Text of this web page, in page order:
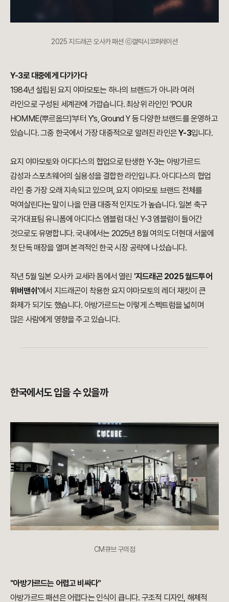
2025 지드래곤 오사카 패션 ⓒ갤럭시코퍼레이션
Y-3로 대중에게 다가가다
1984년 설립된 요지 야마모토는 하나의 브랜드가 아니라 여러
라인으로 구성된 세계관에 가깝습니다. 최상위 라인인 'POUR
HOMME(뿌르옴므)'부터 Y's, Ground Y 등 다양한 브랜드를 운영하고
있습니다. 그중 한국에서 가장 대중적으로 알려진 라인은Y-3입니다.
요지 야마모토와 아디다스의 협업으로 탄생한 Y-3는 아방가르드
감성과 스포츠웨어의 실용성을 결합한 라인입니다. 아디다스의 협업
라인 중 가장 오래 지속되고 있으며, 요지 야마모토 브랜드 전체를
먹여살린다는 말이 나올 만큼 대중적 인지도가 높습니다. 일본 축구
국가대표팀 유니폼에 아디다스 엠블럼 대신 Y-3 엠블럼이 들어간
것으로도 유명합니다. 국내에서는 2025년 8월 여의도 더현대 서울에
첫 단독 매장을 열며 본격적인 한국 시장 공략에 나섰습니다.
작년 5월 일본 오사카 교세라 돔에서 열린 '지드래곤 2025 월드투어
위버맨쉬'에서 지드래곤이 착용한 요지 야마모토의 레더 재킷이 큰
화제가 되기도 했습니다. 아방가르드는 이렇게 스펙트럼을 넓히며
많은 사람에게 영향을 주고 있습니다.
한국에서도 입을 수 있을까
CM큐브 구의점
"아방가르드는 어렵고 비싸다"
아방가르드 패션은 어렵다는 인식이 큽니다. 구조적 디자인, 해체적